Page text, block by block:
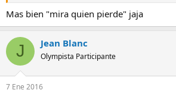
Mamma mia, ni me había dado cuenta de la
vaya goleada del Celta al Barsa no?
Haz clic para expandir...
Ya puestos............lo de ayer era futbol o "mira
Mas bien "mira quien pierde" jaja
J Jean Blanc
Olympista Participante
7 Ene 2016